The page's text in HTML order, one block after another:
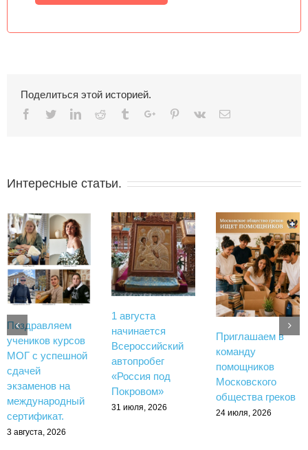
Поделиться этой историей.
Facebook
TwitterLinkedinReddit TumblrGoogle+Pinterest
Vk Email
Интересные статьи.
Поздравляем
учеников курсов
МОГ с успешной
сдачей
экзаменов на
международный
сертификат.
3 августа, 2026
1 августа
начинается
Всероссийский
автопробег
«Россия под
Покровом»
31 июля, 2026
Приглашаем в
команду
помощников
Московского
общества греков
24 июля, 2026